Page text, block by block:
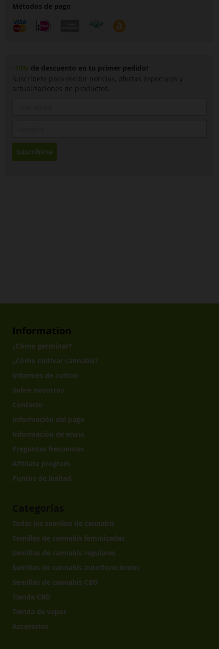
Métodos de pago
-10% de descuento en tu primer pedido!
Suscríbete para recibir noticias, ofertas especiales y
actualizaciones de productos.
Suscribirse
Information
¿Cómo germinar?
¿Cómo cultivar cannabis?
Informes de cultivo
Sobre nosotros
Contacto
Información del pago
Información de envío
Preguntas frecuentes
Affiliate program
Puntos de lealtad
Todas las semillas de cannabis
Semillas de cannabis feminizadas
Semillas de cannabis regulares
Semillas de cannabis autoflorecientes
Semillas de cannabis CBD
Tienda CBD
Tienda de vapor
Accesorios